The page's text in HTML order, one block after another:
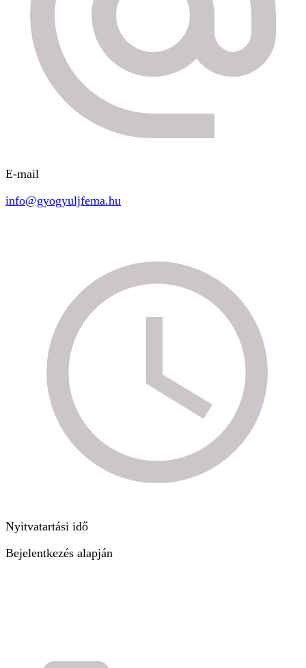
E-mail
info@gyogyuljfema.hu
Nyitvatartási idő
Bejelentkezés alapján